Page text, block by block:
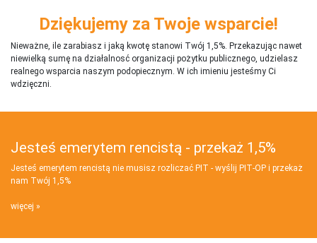
Dziękujemy za Twoje wsparcie!
Nieważne, ile zarabiasz i jaką kwotę stanowi Twój 1,5%. Przekazując nawet
niewielką sumę na działalnosć organizacji pożytku publicznego, udzielasz
realnego wsparcia naszym podopiecznym. W ich imieniu jesteśmy Ci
wdzięczni.
Jesteś emerytem rencistą - przekaż 1,5%
Jesteś emerytem rencistą nie musisz rozliczać PIT - wyślij PIT‑OP i przekaż
nam Twój 1,5%
więcej